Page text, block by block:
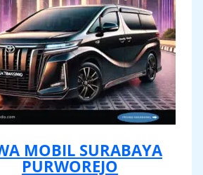
MOBIL SURABAYA
PURWOREJO